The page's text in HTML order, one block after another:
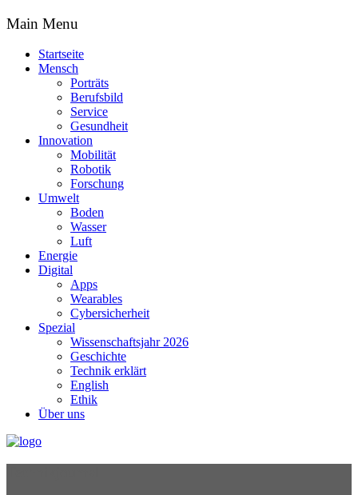
Main Menu
Startseite
Mensch
Porträts
Berufsbild
Service
Gesundheit
Innovation
Mobilität
Robotik
Forschung
Umwelt
Boden
Wasser
Luft
Energie
Digital
Apps
Wearables
Cybersicherheit
Spezial
Wissenschaftsjahr 2026
Geschichte
Technik erklärt
English
Ethik
Über uns